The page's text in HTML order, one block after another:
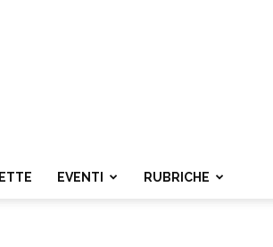
EVENTI RUBRICHE